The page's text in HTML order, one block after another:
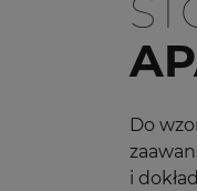
Do
i